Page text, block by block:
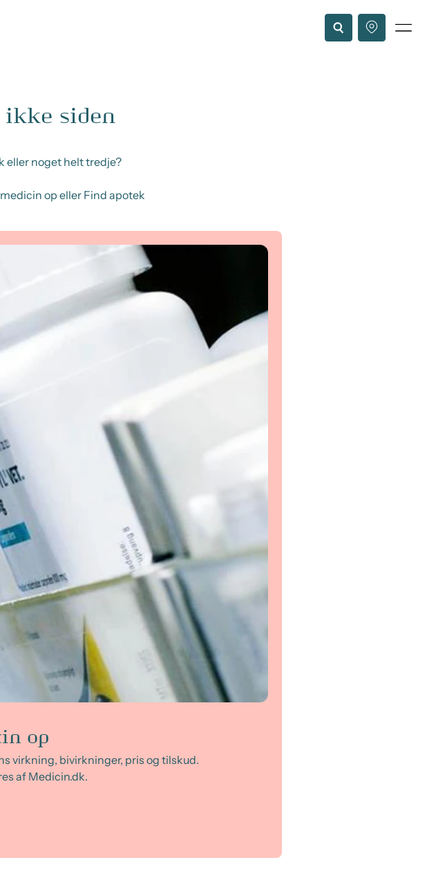
siden
eller noget helt tredje?
op eller Find apotek
op
virkning, bivirkninger, pris og tilskud.
af Medicin.dk.